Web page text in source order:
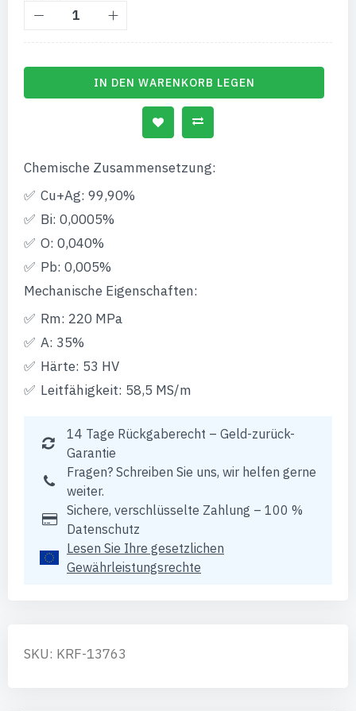
IN DEN WARENKORB LEGEN
Chemische Zusammensetzung:
Cu+Ag: 99,90%
Bi: 0,0005%
O: 0,040%
Pb: 0,005%
Mechanische Eigenschaften:
Rm: 220 MPa
A: 35%
Härte: 53 HV
Leitfähigkeit: 58,5 MS/m
14 Tage Rückgaberecht – Geld-zurück-
Garantie
Fragen? Schreiben Sie uns, wir helfen gerne
weiter.
Sichere, verschlüsselte Zahlung – 100 %
Datenschutz
Lesen Sie Ihre gesetzlichen
Gewährleistungsrechte
SKU: KRF-13763